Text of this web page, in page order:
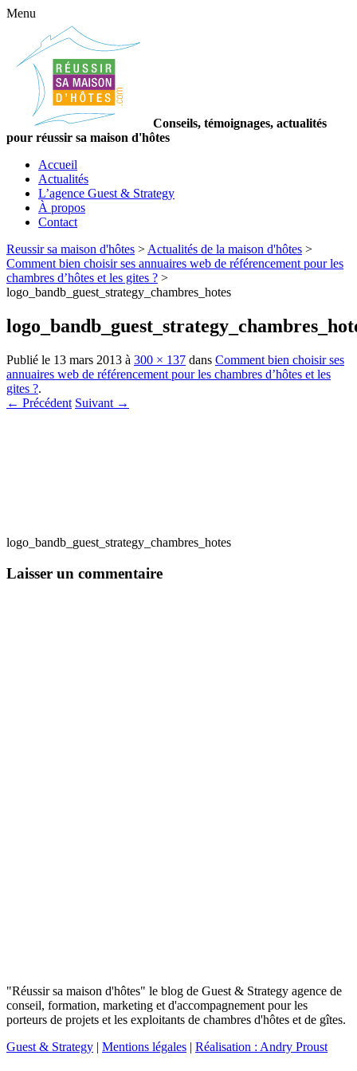
Menu
Conseils, témoignages, actualités
pour réussir sa maison d'hôtes
Accueil
Actualités
L’agence Guest & Strategy
À propos
Contact
Reussir sa maison d'hôtes > Actualités de la maison d'hôtes >
Comment bien choisir ses annuaires web de référencement pour les
chambres d’hôtes et les gites ? >
logo_bandb_guest_strategy_chambres_hotes
Publié le 13 mars 2013 à 300 × 137 dans Comment bien choisir ses
annuaires web de référencement pour les chambres d’hôtes et les
gites ?.
← Précédent Suivant →
logo_bandb_guest_strategy_chambres_hotes
Laisser un commentaire
"Réussir sa maison d'hôtes" le blog de Guest & Strategy agence de
conseil, formation, marketing et d'accompagnement pour les
porteurs de projets et les exploitants de chambres d'hôtes et de gîtes.
Guest & Strategy | Mentions légales | Réalisation : Andry Proust